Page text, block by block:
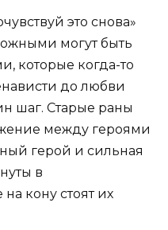
это снова»
могут быть
которые когда-то
до любви
шаг. Старые раны
между героями
герой и сильная
в
кону стоят их